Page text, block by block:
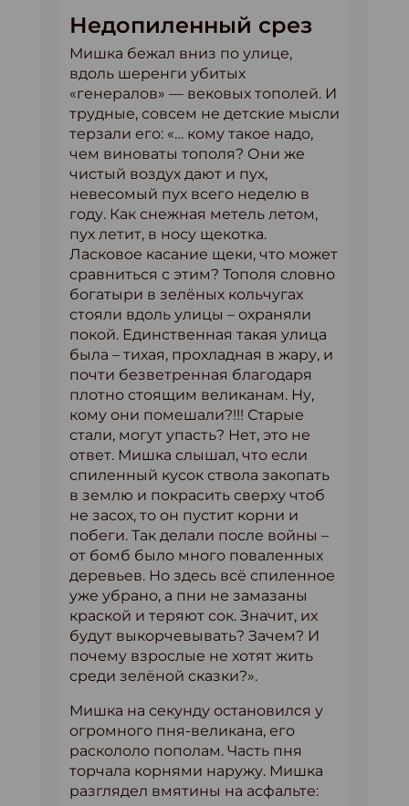
Недопиленный срез
Мишка бежал вниз по улице,
вдоль шеренги убитых
«генералов» — вековых тополей. И
трудные, совсем не детские мысли
терзали его: «… кому такое надо,
чем виноваты тополя? Они же
чистый воздух дают и пух,
невесомый пух всего неделю в
году. Как снежная метель летом,
пух летит, в носу щекотка.
Ласковое касание щеки, что может
сравниться с этим? Тополя словно
богатыри в зелёных кольчугах
стояли вдоль улицы – охраняли
покой. Единственная такая улица
была – тихая, прохладная в жару, и
почти безветренная благодаря
плотно стоящим великанам. Ну,
кому они помешали?!!! Старые
стали, могут упасть? Нет, это не
ответ. Мишка слышал, что если
спиленный кусок ствола закопать
в землю и покрасить сверху чтоб
не засох, то он пустит корни и
побеги. Так делали после войны –
от бомб было много поваленных
деревьев. Но здесь всё спиленное
уже убрано, а пни не замазаны
краской и теряют сок. Значит, их
будут выкорчевывать? Зачем? И
почему взрослые не хотят жить
среди зелёной сказки?».
Мишка на секунду остановился у
огромного пня-великана, его
раскололо пополам. Часть пня
торчала корнями наружу. Мишка
разглядел вмятины на асфальте: